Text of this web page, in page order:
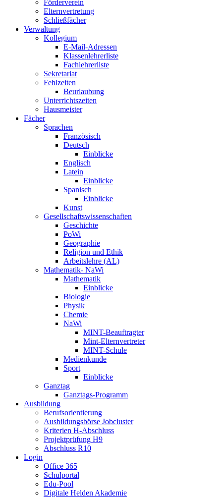
Förderverein
Elternvertretung
Schließfächer
Verwaltung
Kollegium
E-Mail-Adressen
Klassenlehrerliste
Fachlehrerliste
Sekretariat
Fehlzeiten
Beurlaubung
Unterrichtszeiten
Hausmeister
Fächer
Sprachen
Französisch
Deutsch
Einblicke
Englisch
Latein
Einblicke
Spanisch
Einblicke
Kunst
Gesellschaftswissenschaften
Geschichte
PoWi
Geographie
Religion und Ethik
Arbeitslehre (AL)
Mathematik- NaWi
Mathematik
Einblicke
Biologie
Physik
Chemie
NaWi
MINT-Beauftragter
Mint-Elternvertreter
MINT-Schule
Medienkunde
Sport
Einblicke
Ganztag
Ganztags-Programm
Ausbildung
Berufsorientierung
Ausbildungsbörse Jobcluster
Kriterien H-Abschluss
Projektprüfung H9
Abschluss R10
Login
Office 365
Schulportal
Edu-Pool
Digitale Helden Akademie